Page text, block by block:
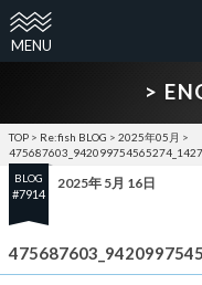
>
TOP > Re:fish BLOG > 2025年05月 >
BLOG
#7914
2025年 5月 16日